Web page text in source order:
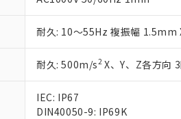
耐久: 10～55Hz 複振幅 1.5mm
耐久: 500m/s2X、Y、Z各方向
IEC: IP67
DIN40050-9: IP69K
さい。
いる法人を
EU RoHS指令（10
51物質の非含有証
※本証明書は発行
また、RoHS指令
既に当社にて対応